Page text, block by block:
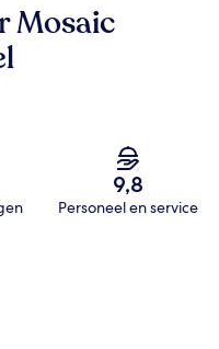
Mosaic
9,8
Personeel en service